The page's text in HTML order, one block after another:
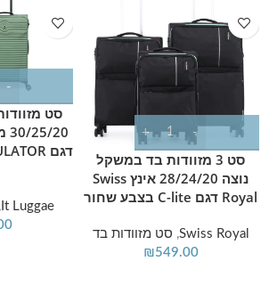
סט 3 מזוודות בד במשקל
נוצה 28/24/20 אינץ Swiss
Royal דגם C-lite בצבע שחור
Swiss Royal
, סט מזוודות בד
₪549.00
It Luggae
,